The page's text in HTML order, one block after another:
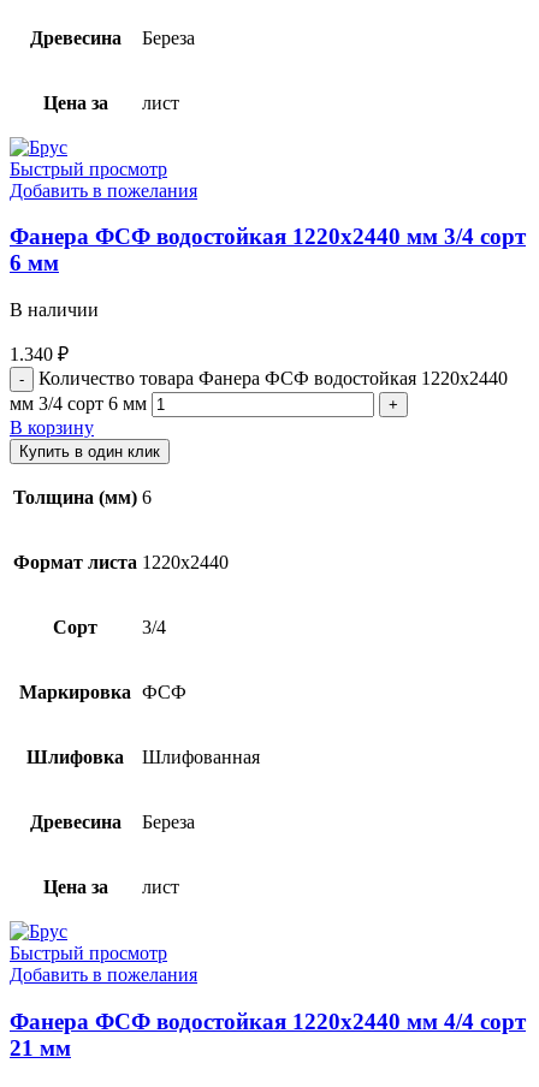
Древесина Береза
Цена за лист
Быстрый просмотр
Добавить в пожелания
Фанера ФСФ водостойкая 1220х2440 мм 3/4 сорт
6 мм
В наличии
1.340 ₽
Количество товара Фанера ФСФ водостойкая 1220х2440
мм 3/4 сорт 6 мм
В корзину
Купить в один клик
Толщина (мм) 6
Формат листа 1220х2440
Сорт 3/4
Маркировка ФСФ
Шлифовка Шлифованная
Древесина Береза
Цена за лист
Быстрый просмотр
Добавить в пожелания
Фанера ФСФ водостойкая 1220х2440 мм 4/4 сорт
21 мм